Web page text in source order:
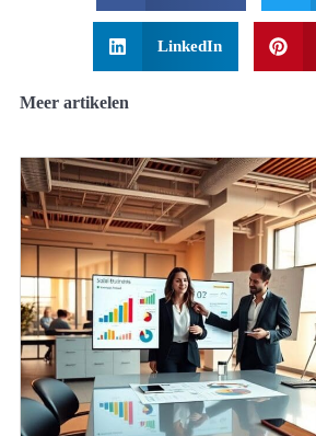
LinkedIn
Meer artikelen